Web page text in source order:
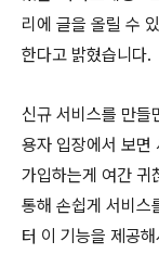
리에 글을 올릴 수
한다고 밝혔습니다.
신규 서비스를 만들
용자 입장에서 보면
가입하는게 여간 귀
통해 손쉽게 서비스
터 이 기능을 제공